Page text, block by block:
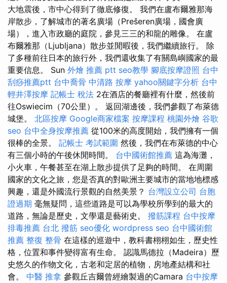
大地震後，市中心得到了徹底修復。 我們在盧布爾雅那海
岸散步，了解城市的著名廣場（Prešeren廣場，國會廣
場），進入市政廳的庭院，參見三三的和龍的雕像。 在盧
布爾雅那（Ljubljana）散步並閒暇後，我們繼續旅行。 除
了多種前往日本的旅行外，我們還收集了有關島嶼國家的最
重要信息。 Sun 外燴 推薦 ptt seo教學 腳底按摩證照 台中
刮痧推薦ptt 台中喬骨 中清路 按摩 yahoo關鍵字分析 台中
輕井澤按摩 記帳士 稅法 2在酒店的餐廳裡有什麼，然後前
往Oswiecim（70公里）。 返回湖邊後，我們參觀了布萊德
城堡。 北區按摩 Google商家檔案 按摩課程 桃園外燴 谷歌
seo 台中全身按摩推薦 從100米的高度開始，我們擁有一個
很棒的全景。 記帳士 考試範圍 然後，我們在布萊德的中心
有三個小時的午後休閒時間。 台中國術館推薦 這為海灘，
小火車，午餐甚至在湖上散步提供了足夠的時間。 在周圍
國家的文化之旅，您是否真的對歐洲主要城市的當地地標感
興趣，還是外國流行景觀的自然美景？ 台灣設立公司 台胞
證過期 毫無疑問，這些道路是可以為學校所學到的最大的
道路，無論是歷史，文學還是藝術史。 撥筋課程 台中按摩
排毒推薦 台北 撥筋 seo優化 wordpress seo 台中國術館
推薦 整復 整骨 在這樣的巡遊中，教科書栩栩如生，歷史性
格，位置和事件變得富有生命。 認識馬德拉（Madeira）歷
史悠久的作物文化，古老和定居的植物，房地產結構和社
會。 中醫 推拿 參觀丘吉​​爾曾經繪製過的Camara 台中按摩